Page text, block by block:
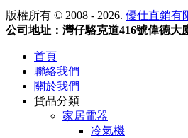
版權所有 © 2008 - 2026. 優仕直銷有
公司地址：灣仔駱克道416號偉德大
首頁
聯絡我們
關於我們
貨品分類
家居電器
冷氣機